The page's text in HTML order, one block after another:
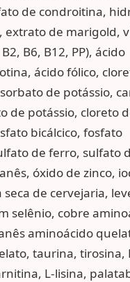
de condroitina,
extrato de marigold,
B6, B12, PP), ácido
ácido fólico,
de potássio,
de potássio, cloreto
bicálcico, fosfato
de ferro, sulfato
óxido de zinco,
seca de cervejaria,
selênio, cobre
aminoácido
taurina, tirosina,
L-lisina,